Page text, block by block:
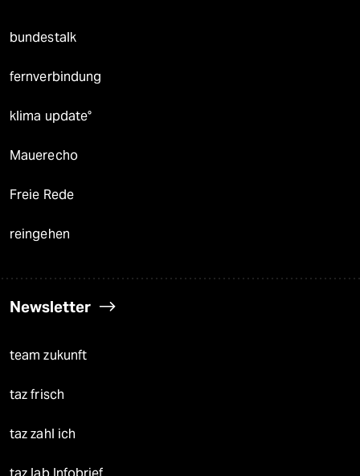
bundestalk
fernverbindung
klima update°
Mauerecho
Freie Rede
reingehen
Newsletter
team zukunft
taz frisch
taz zahl ich